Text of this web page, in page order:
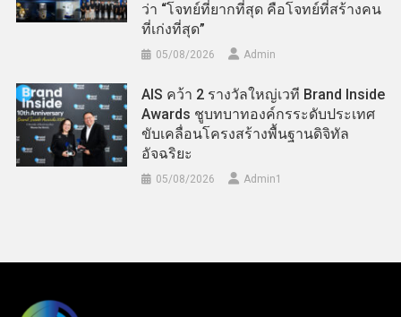
ว่า “โจทย์ที่ยากที่สุด คือโจทย์ที่สร้างคน
ที่เก่งที่สุด”
05/08/2026 Admin
AIS คว้า 2 รางวัลใหญ่เวที Brand Inside
Awards ชูบทบาทองค์กรระดับประเทศ
ขับเคลื่อนโครงสร้างพื้นฐานดิจิทัล
อัจฉริยะ
05/08/2026 Admin​1